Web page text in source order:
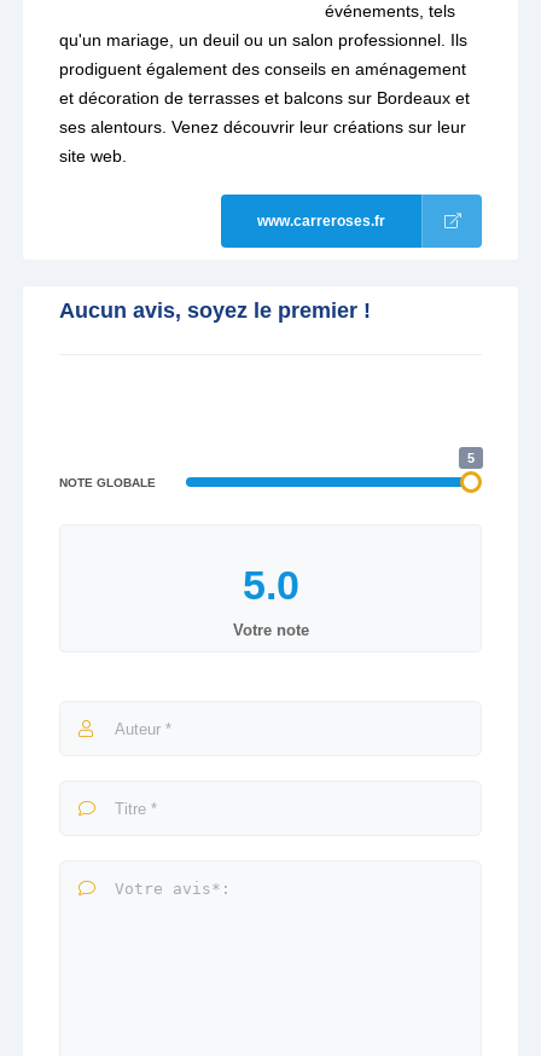
événements, tels
qu'un mariage, un deuil ou un salon professionnel. Ils
prodiguent également des conseils en aménagement
et décoration de terrasses et balcons sur Bordeaux et
ses alentours. Venez découvrir leur créations sur leur
site web.
www.carreroses.fr
Aucun avis, soyez le premier !
NOTE GLOBALE
5
Votre note